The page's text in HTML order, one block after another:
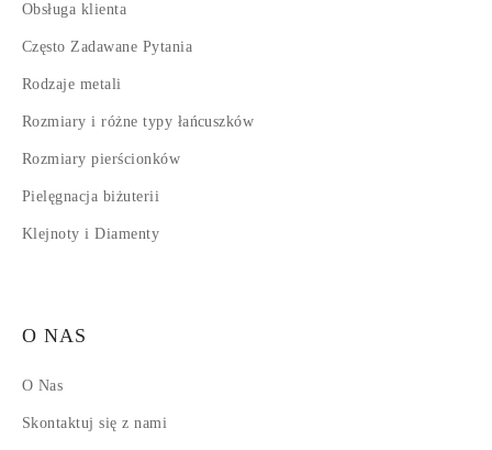
Obsługa klienta
Często Zadawane Pytania
Rodzaje metali
Rozmiary i różne typy łańcuszków
Rozmiary pierścionków
Pielęgnacja biżuterii
Klejnoty i Diamenty
O NAS
O Nas
Skontaktuj się z nami